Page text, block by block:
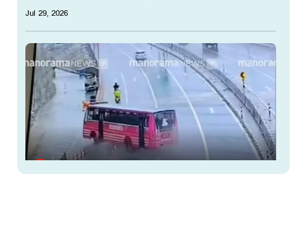
Jul 29, 2026